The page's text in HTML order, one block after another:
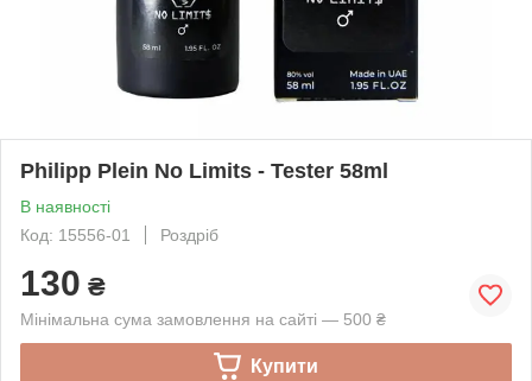
Philipp Plein No Limits - Tester 58ml
В наявності
Код: 15556-01
Роздріб
130 ₴
Мінімальна сума замовлення на сайті — 500 ₴
Купити